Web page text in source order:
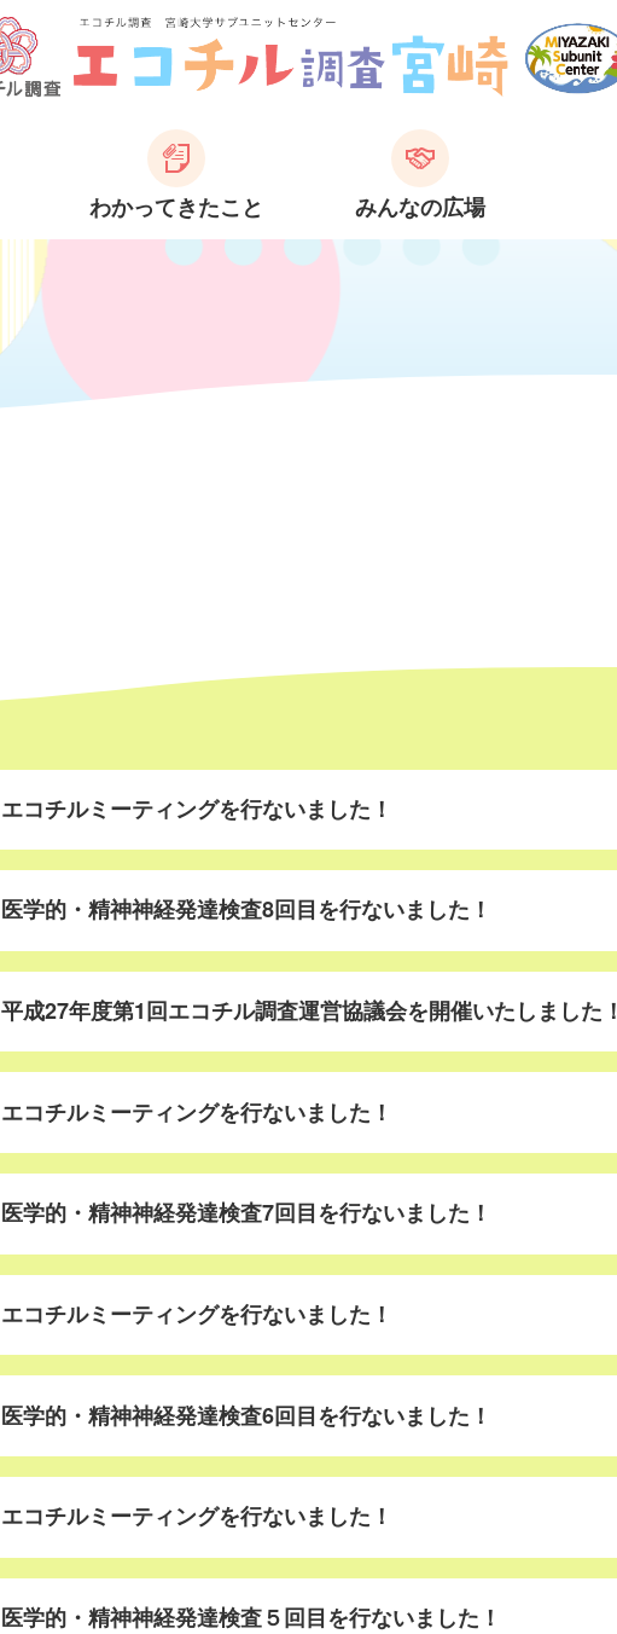
わかってきたこと みんなの広場
エコチルミーティングを行ないました！
医学的・精神神経発達検査8回目を行ないました！
平成27年度第1回エコチル調査運営協議会を開催いたしました！
エコチルミーティングを行ないました！
医学的・精神神経発達検査7回目を行ないました！
エコチルミーティングを行ないました！
医学的・精神神経発達検査6回目を行ないました！
エコチルミーティングを行ないました！
医学的・精神神経発達検査５回目を行ないました！